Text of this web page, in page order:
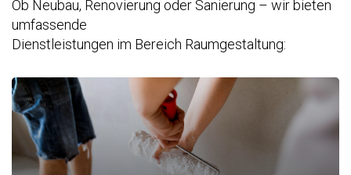
Ob Neubau, Renovierung oder Sanierung – wir bieten
umfassende
Dienstleistungen im Bereich Raumgestaltung: